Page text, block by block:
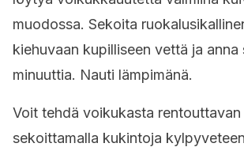
muodossa. Sekoita
kiehuvaan kupilliseen vettä ja anna
minuuttia. Nauti lämpimänä.
Voit tehdä voikukasta
sekoittamalla kukintoja